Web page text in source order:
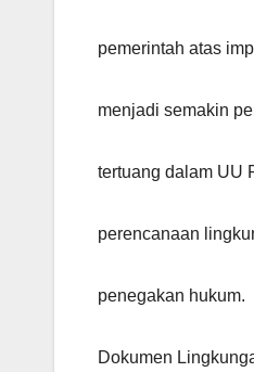
pemerintah atas
menjadi semakin
tertuang dalam UU
perencanaan
penegakan hukum.
Dokumen